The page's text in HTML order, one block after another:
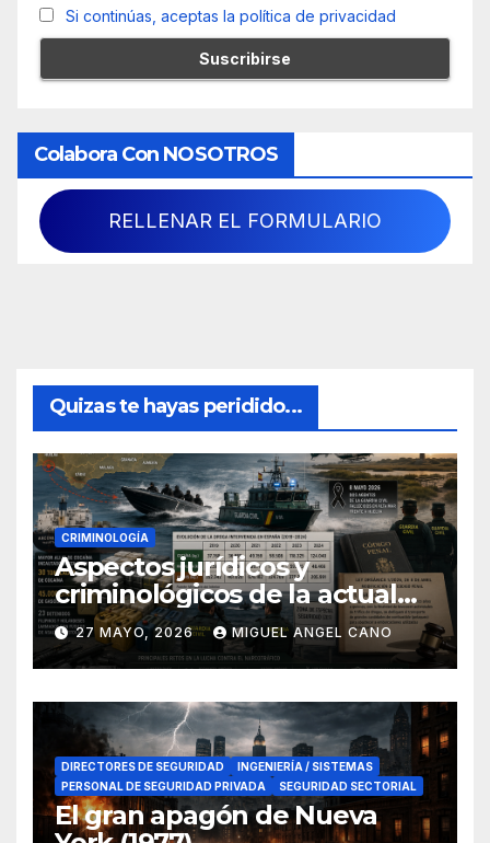
Si continúas, aceptas la política de privacidad
Colabora Con NOSOTROS
RELLENAR EL FORMULARIO
Quizas te hayas peridido...
CRIMINOLOGÍA
Aspectos jurídicos y
criminológicos de la actual
lucha contra el narcotráfico
en el sur de España
27 MAYO, 2026 MIGUEL ANGEL CANO
DIRECTORES DE SEGURIDAD
INGENIERÍA / SISTEMAS
PERSONAL DE SEGURIDAD PRIVADA
SEGURIDAD SECTORIAL
El gran apagón de Nueva